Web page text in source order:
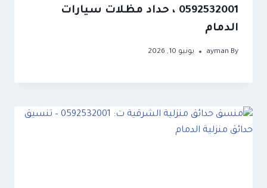
0592532001 ، حداد مظلات سيارات
الدمام
By
ayman يونيو 10, 2026